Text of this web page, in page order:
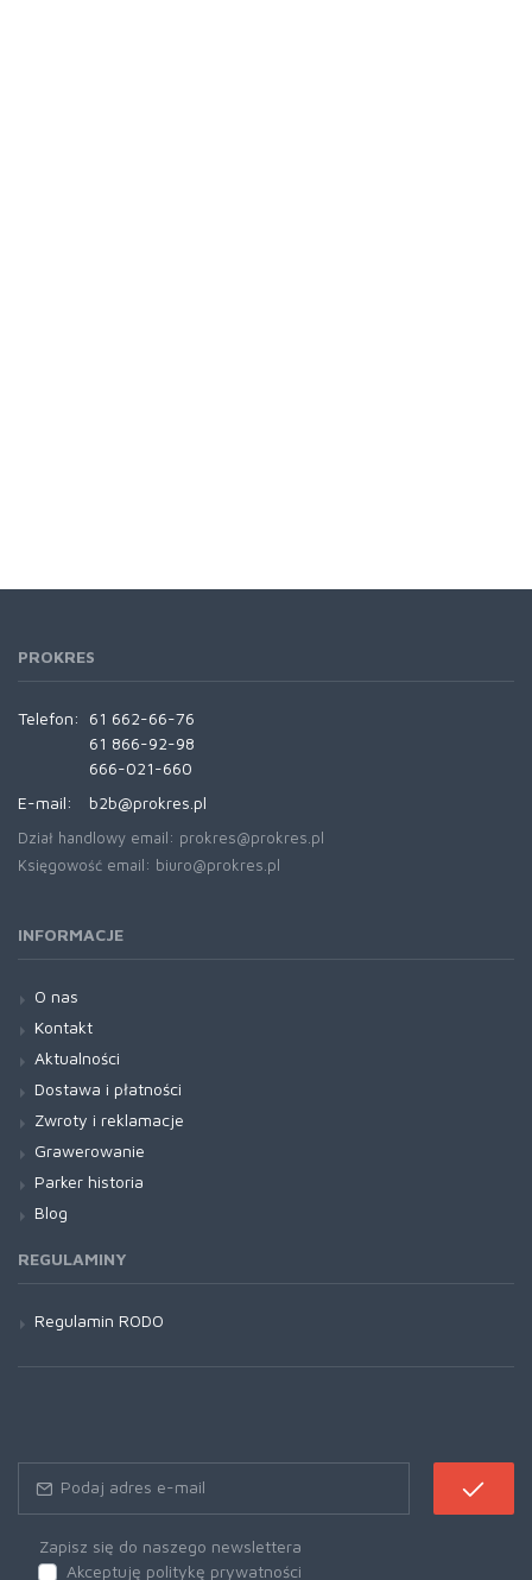
PROKRES
Telefon:
61 662-66-76
61 866-92-98
666-021-660
E-mail:
b2b@prokres.pl
Dział handlowy email: prokres@prokres.pl
Księgowość email: biuro@prokres.pl
INFORMACJE
O nas
Kontakt
Aktualności
Dostawa i płatności
Zwroty i reklamacje
Grawerowanie
Parker historia
Blog
REGULAMINY
Regulamin RODO
Zapisz się do naszego newslettera
Akceptuję politykę prywatności